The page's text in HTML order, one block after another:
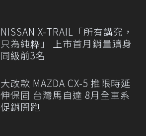
NISSAN X-TRAIL「所有講究，
只為純粋」 上市首月銷量躋身
同級前3名
大改款 MAZDA CX-5 推限時延
伸保固 台灣馬自達 8月全車系
促銷開跑